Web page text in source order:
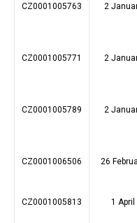
CZ0001005763
2
CZ0001005771
2
CZ0001005789
2
CZ0001006506
26
CZ0001005813 1 April